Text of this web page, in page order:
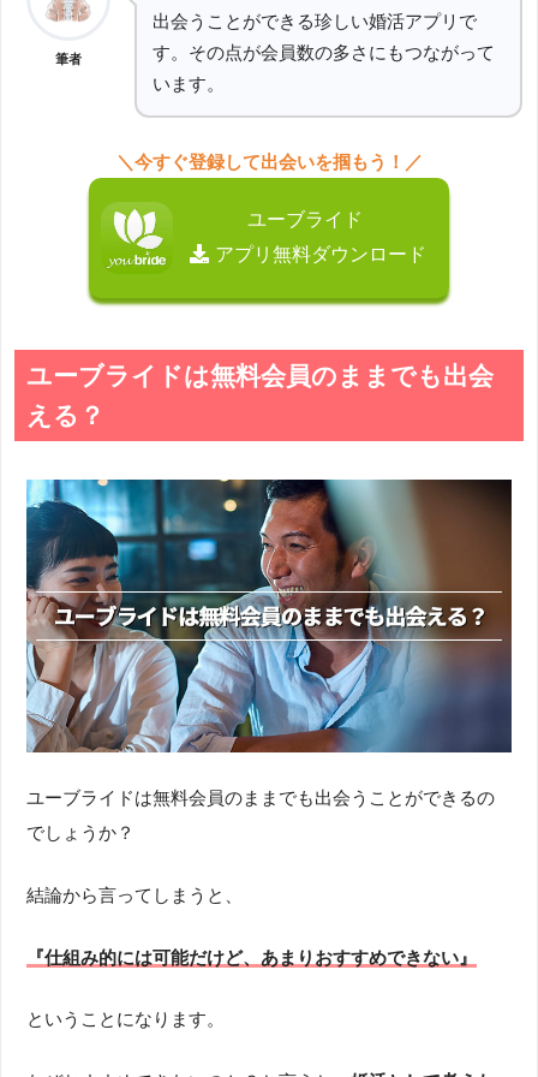
筆者
出会うことができる珍しい婚活アプリで
す。その点が会員数の多さにもつながって
います。
＼今すぐ登録して出会いを掴もう！／
ユーブライド
アプリ無料ダウンロード
ユーブライドは無料会員のままでも出会
える？
ユーブライドは無料会員のままでも出会うことができるの
でしょうか？
結論から言ってしまうと、
『仕組み的には可能だけど、あまりおすすめできない』
ということになります。